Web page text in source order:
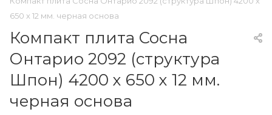
650 х 12 мм. черная основа
Компакт плита Сосна
Онтарио 2092 (структура
Шпон) 4200 х 650 х 12 мм.
черная основа